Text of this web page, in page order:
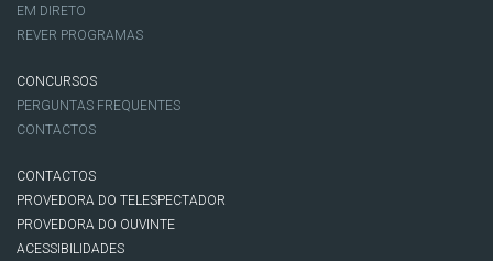
EM DIRETO
REVER PROGRAMAS
CONCURSOS
PERGUNTAS FREQUENTES
CONTACTOS
CONTACTOS
PROVEDORA DO TELESPECTADOR
PROVEDORA DO OUVINTE
ACESSIBILIDADES